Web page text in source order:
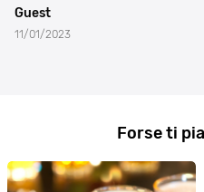
shoes. Having said
time outdoors!
Guest
11/01/2023
Forse ti